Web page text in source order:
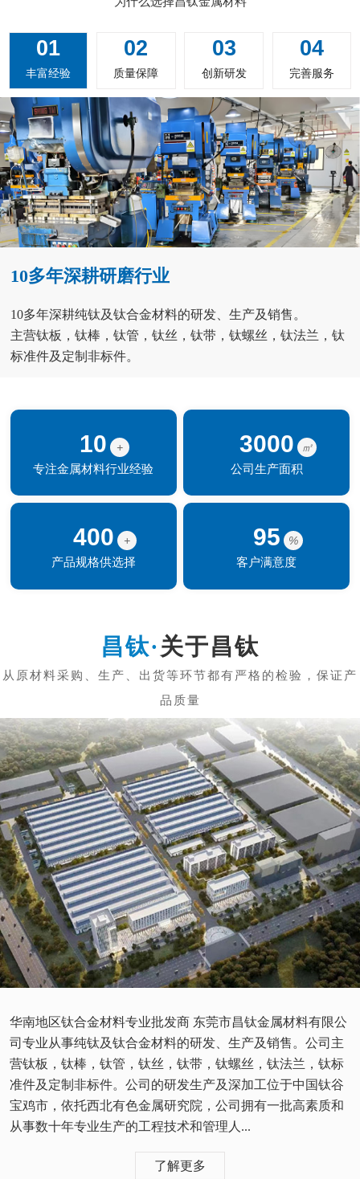
01
丰富经验
02
质量保障
03
创新研发
04
完善服务
10多年深耕研磨行业
10多年深耕纯钛及钛合金材料的研发、生产及销售。
主营钛板，钛棒，钛管，钛丝，钛带，钛螺丝，钛法兰，钛
标准件及定制非标件。
10
+
专注金属材料行业经验
3000
㎡
公司生产面积
400
+
产品规格供选择
95
%
客户满意度
关于昌钛
华南地区钛合金材料专业批发商 东莞市昌钛金属材料有限公
司专业从事纯钛及钛合金材料的研发、生产及销售。公司主
营钛板，钛棒，钛管，钛丝，钛带，钛螺丝，钛法兰，钛标
准件及定制非标件。公司的研发生产及深加工位于中国钛谷
宝鸡市，依托西北有色金属研究院，公司拥有一批高素质和
从事数十年专业生产的工程技术和管理人...
了解更多